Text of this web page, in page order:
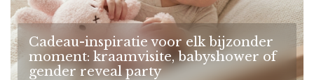
Cadeau-inspiratie voor elk bijzonder
moment: kraamvisite, babyshower of
gender reveal party